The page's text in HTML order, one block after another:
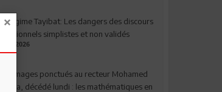
Le régime Tayibat: Les dangers des discours
nutritionnels simplistes et non validés
09.07.2026
Hommages ponctués au recteur Mohamed
Amara, décédé lundi : les mathématiques en